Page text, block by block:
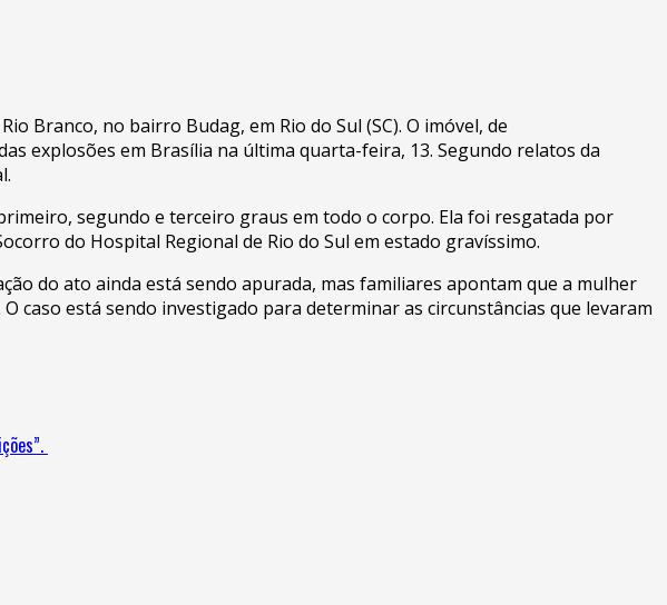
Branco, no bairro Budag, em Rio do Sul (SC). O imóvel, de
explosões em Brasília na última quarta-feira, 13. Segundo relatos da
segundo e terceiro graus em todo o corpo. Ela foi resgatada por
do Hospital Regional de Rio do Sul em estado gravíssimo.
do ato ainda está sendo apurada, mas familiares apontam que a mulher
caso está sendo investigado para determinar as circunstâncias que levaram